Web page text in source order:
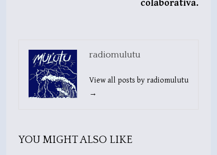
colaborativa.
radiomulutu
View all posts by radiomulutu
→
YOU MIGHT ALSO LIKE